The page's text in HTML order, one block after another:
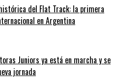
del Flat Track: la primera
en Argentina
Juniors ya está en marcha y se
jornada